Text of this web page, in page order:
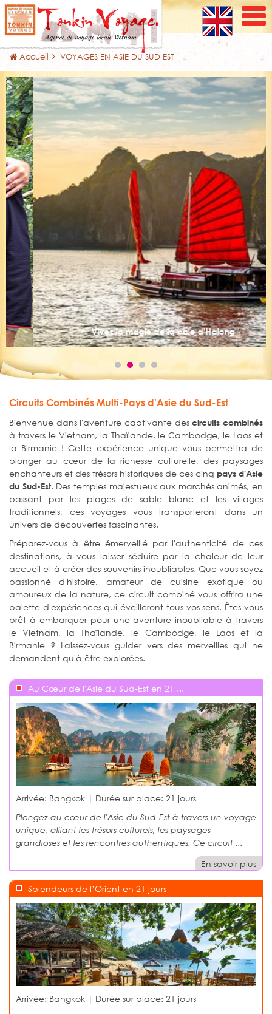
Accueil VOYAGES EN ASIE DU SUD EST
Vivez la magie de la baie d’Halong
Circuits Combinés Multi-Pays d'Asie du Sud-Est
Bienvenue dans l'aventure captivante descircuits combinés
à travers le Vietnam, la Thaïlande, le Cambodge, le Laos et
la Birmanie ! Cette expérience unique vous permettra de
plonger au cœur de la richesse culturelle, des paysages
enchanteurs et des trésors historiques de ces cinq pays d'Asie
du Sud-Est. Des temples majestueux aux marchés animés, en
passant par les plages de sable blanc et les villages
traditionnels, ces voyages vous transporteront dans un
univers de découvertes fascinantes.
Préparez-vous à être émerveillé par l'authenticité de ces
destinations, à vous laisser séduire par la chaleur de leur
accueil et à créer des souvenirs inoubliables. Que vous soyez
passionné d'histoire, amateur de cuisine exotique ou
amoureux de la nature, ce circuit combiné vous offrira une
palette d'expériences qui éveilleront tous vos sens. Êtes-vous
prêt à embarquer pour une aventure inoubliable à travers
le Vietnam, la Thaïlande, le Cambodge, le Laos et la
Birmanie ? Laissez-vous guider vers des merveilles qui ne
demandent qu'à être explorées.
Au Cœur de l'Asie du Sud-Est en 21 ...
Arrivée: Bangkok | Durée sur place: 21 jours
Plongez au cœur de l'Asie du Sud-Est à travers un voyage
unique, alliant les trésors culturels, les paysages
grandioses et les rencontres authentiques. Ce circuit ...
En savoir plus
Splendeurs de l’Orient en 21 jours
Arrivée: Bangkok | Durée sur place: 21 jours